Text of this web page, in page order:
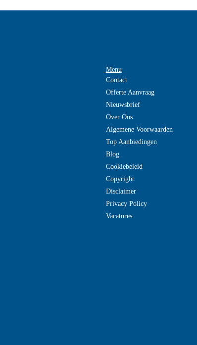
Menu
Contact
Offerte Aanvraag
Nieuwsbrief
Over Ons
Algemene Voorwaarden
Top Aanbiedingen
Blog
Cookiebeleid
Copyright
Disclaimer
Privacy Policy
Vacatures